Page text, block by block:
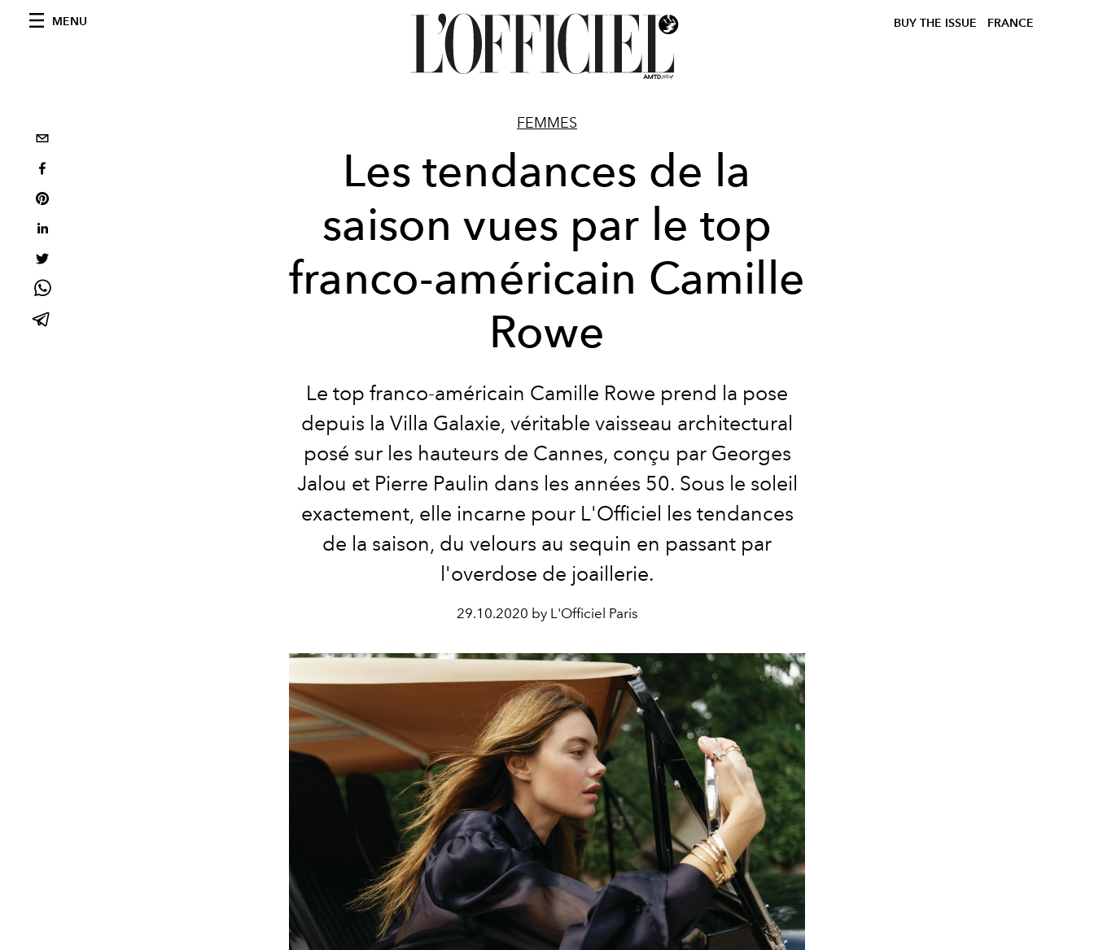
MENU BUY THE ISSUE FRANCE
FEMMES
Les tendances de la
saison vues par le top
franco-américain Camille
Rowe
Le top franco-américain Camille Rowe prend la pose
depuis la Villa Galaxie, véritable vaisseau architectural
posé sur les hauteurs de Cannes, conçu par Georges
Jalou et Pierre Paulin dans les années 50. Sous le soleil
exactement, elle incarne pour L'Officiel les tendances
de la saison, du velours au sequin en passant par
l'overdose de joaillerie.
29.10.2020 by L'Officiel Paris